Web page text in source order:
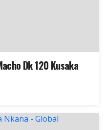
Dk 120 Kusaka